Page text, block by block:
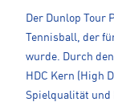
Der Dunlop Tour
Tennisball, der
wurde. Durch
HDC Kern (High
Spielqualität und